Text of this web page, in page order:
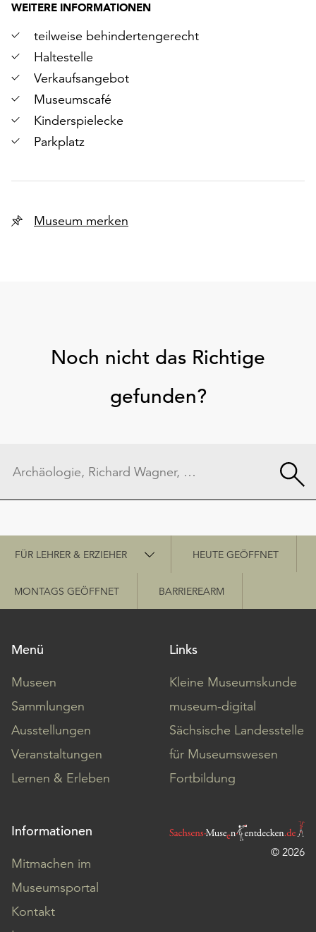
WEITERE INFORMATIONEN
teilweise behindertengerecht
Haltestelle
Verkaufsangebot
Museumscafé
Kinderspielecke
Parkplatz
Museum merken
Noch nicht das Richtige
gefunden?
Schnellzugriff
FÜR LEHRER & ERZIEHER HEUTE GEÖFFNET
MONTAGS GEÖFFNET BARRIEREARM
Menü
Museen
Sammlungen
Ausstellungen
Veranstaltungen
Lernen & Erleben
Links
Kleine Museumskunde
museum-digital
Sächsische Landesstelle
für Museumswesen
Fortbildung
Informationen
Mitmachen im
Museumsportal
Kontakt
© 2026